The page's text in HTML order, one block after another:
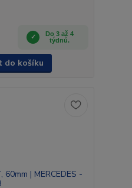
Do 3 až 4
týdnů.
do košíku